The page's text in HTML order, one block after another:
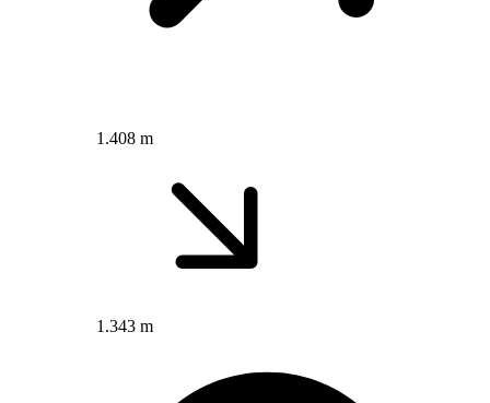
1.408 m
1.343 m